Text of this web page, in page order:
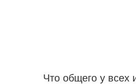
Что общего у всех